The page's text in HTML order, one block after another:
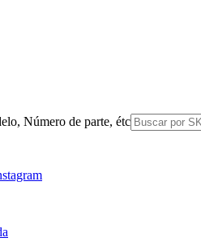
Número de parte, étc